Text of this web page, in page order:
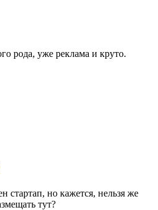
рода, уже реклама и круто.
стартап, но кажется, нельзя же
тут?